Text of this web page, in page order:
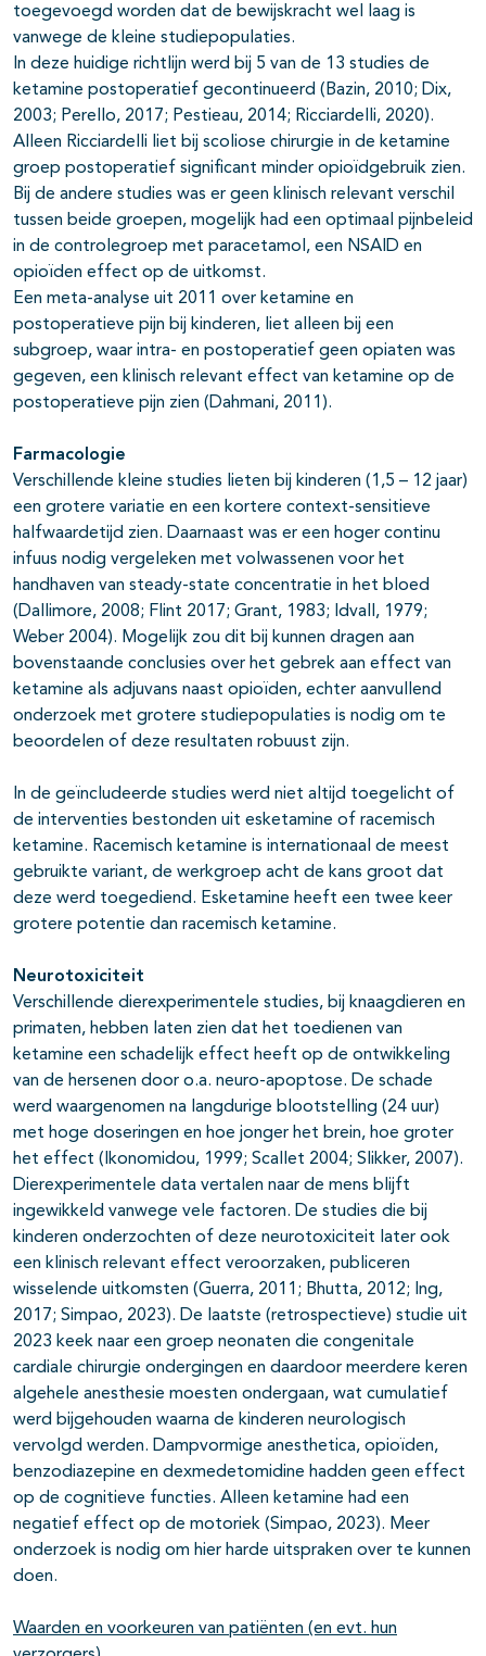
toegevoegd worden dat de bewijskracht wel laag is
vanwege de kleine studiepopulaties.
In deze huidige richtlijn werd bij 5 van de 13 studies de
ketamine postoperatief gecontinueerd (Bazin, 2010; Dix,
2003; Perello, 2017; Pestieau, 2014; Ricciardelli, 2020).
Alleen Ricciardelli liet bij scoliose chirurgie in de ketamine
groep postoperatief significant minder opioïdgebruik zien.
Bij de andere studies was er geen klinisch relevant verschil
tussen beide groepen, mogelijk had een optimaal pijnbeleid
in de controlegroep met paracetamol, een NSAID en
opioïden effect op de uitkomst.
Een meta-analyse uit 2011 over ketamine en
postoperatieve pijn bij kinderen, liet alleen bij een
subgroep, waar intra- en postoperatief geen opiaten was
gegeven, een klinisch relevant effect van ketamine op de
postoperatieve pijn zien (Dahmani, 2011).
Farmacologie
Verschillende kleine studies lieten bij kinderen (1,5 – 12 jaar)
een grotere variatie en een kortere context-sensitieve
halfwaardetijd zien. Daarnaast was er een hoger continu
infuus nodig vergeleken met volwassenen voor het
handhaven van steady-state concentratie in het bloed
(Dallimore, 2008; Flint 2017; Grant, 1983; Idvall, 1979;
Weber 2004). Mogelijk zou dit bij kunnen dragen aan
bovenstaande conclusies over het gebrek aan effect van
ketamine als adjuvans naast opioïden, echter aanvullend
onderzoek met grotere studiepopulaties is nodig om te
beoordelen of deze resultaten robuust zijn.
In de geïncludeerde studies werd niet altijd toegelicht of
de interventies bestonden uit esketamine of racemisch
ketamine. Racemisch ketamine is internationaal de meest
gebruikte variant, de werkgroep acht de kans groot dat
deze werd toegediend. Esketamine heeft een twee keer
grotere potentie dan racemisch ketamine.
Neurotoxiciteit
Verschillende dierexperimentele studies, bij knaagdieren en
primaten, hebben laten zien dat het toedienen van
ketamine een schadelijk effect heeft op de ontwikkeling
van de hersenen door o.a. neuro-apoptose. De schade
werd waargenomen na langdurige blootstelling (24 uur)
met hoge doseringen en hoe jonger het brein, hoe groter
het effect (Ikonomidou, 1999; Scallet 2004; Slikker, 2007).
Dierexperimentele data vertalen naar de mens blijft
ingewikkeld vanwege vele factoren. De studies die bij
kinderen onderzochten of deze neurotoxiciteit later ook
een klinisch relevant effect veroorzaken, publiceren
wisselende uitkomsten (Guerra, 2011; Bhutta, 2012; Ing,
2017; Simpao, 2023). De laatste (retrospectieve) studie uit
2023 keek naar een groep neonaten die congenitale
cardiale chirurgie ondergingen en daardoor meerdere keren
algehele anesthesie moesten ondergaan, wat cumulatief
werd bijgehouden waarna de kinderen neurologisch
vervolgd werden. Dampvormige anesthetica, opioïden,
benzodiazepine en dexmedetomidine hadden geen effect
op de cognitieve functies. Alleen ketamine had een
negatief effect op de motoriek (Simpao, 2023). Meer
onderzoek is nodig om hier harde uitspraken over te kunnen
doen.
Waarden en voorkeuren van patiënten (en evt. hun